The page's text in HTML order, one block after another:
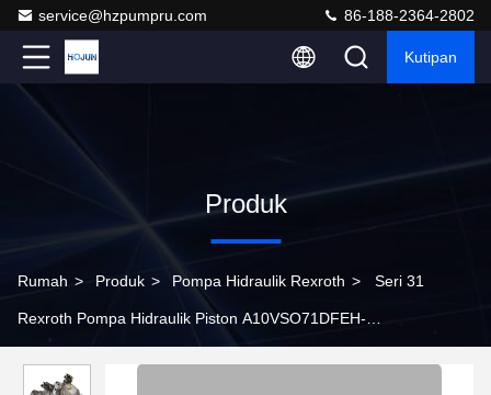
service@hzpumpru.com 86-188-2364-2802
Kutipan
Produk
Rumah > Produk > Pompa Hidraulik Rexroth > Seri 31
Rexroth Pompa Hidraulik Piston A10VSO71DFEH-